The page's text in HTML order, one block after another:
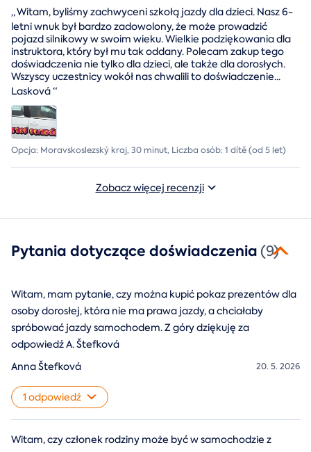
„Witam, byliśmy zachwyceni szkołą jazdy dla dzieci. Nasz 6-
letni wnuk był bardzo zadowolony, że może prowadzić
pojazd silnikowy w swoim wieku. Wielkie podziękowania dla
instruktora, który był mu tak oddany. Polecam zakup tego
doświadczenia nie tylko dla dzieci, ale także dla dorosłych.
Wszyscy uczestnicy wokół nas chwalili to doświadczenie...
Lasková“
Opcja: Moravskoslezský kraj, 30 minut, Liczba osób: 1 dítě (od 5 let)
Zobacz więcej recenzji
Pytania dotyczące doświadczenia(9)
Witam, mam pytanie, czy można kupić pokaz prezentów dla
osoby dorosłej, która nie ma prawa jazdy, a chciałaby
spróbować jazdy samochodem. Z góry dziękuję za
odpowiedź A. Štefková
20. 5. 2026
Anna Štefková
1 odpowiedź
Witam, czy członek rodziny może być w samochodzie z